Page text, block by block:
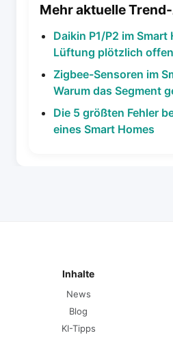
Mehr aktuelle
Daikin P1/P2 im Smart
Lüftung plötzlich
Zigbee-Sensoren im
Warum das Segment
Die 5 größten Fehler
eines Smart Homes
Inhalte
News
Blog
KI-Tipps